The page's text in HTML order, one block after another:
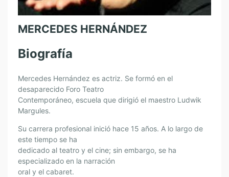
MERCEDES HERNÁNDEZ
Biografía
Mercedes Hernández es actriz. Se formó en el
desaparecido Foro Teatro
Contemporáneo, escuela que dirigió el maestro Ludwik
Margules.
Su carrera profesional inició hace 15 años. A lo largo de
este tiempo se ha
dedicado al teatro y el cine; sin embargo, se ha
especializado en la narración
oral y el cabaret.